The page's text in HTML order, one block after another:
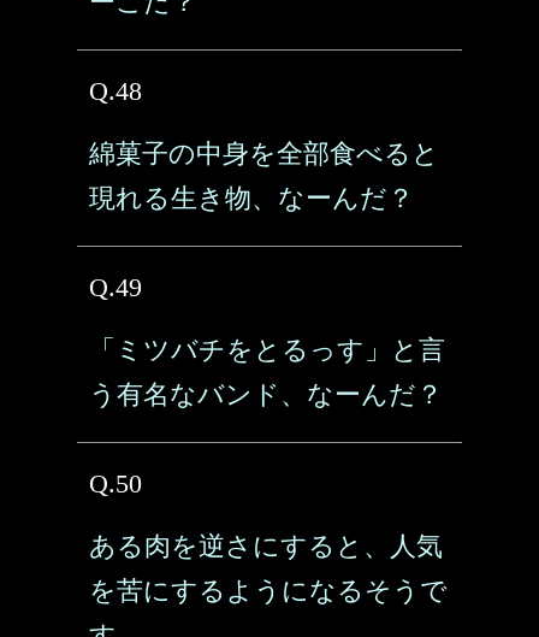
Q.48
綿菓子の中身を全部食べると
現れる生き物、なーんだ？
Q.49
「ミツバチをとるっす」と言
う有名なバンド、なーんだ？
Q.50
ある肉を逆さにすると、人気
を苦にするようになるそうで